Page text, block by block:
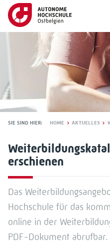
SIE SIND HIER: HOME AKTUELLES
erschienen
Das
Hochschule für das
online in der
PDF-Dokument